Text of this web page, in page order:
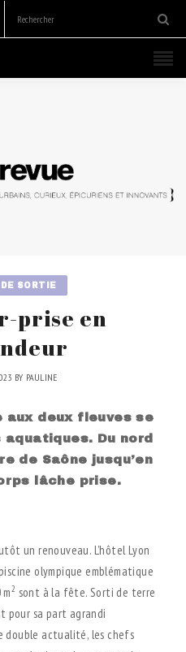
SORTIE
prise en
BY PAULINE
aux deux fleuves se
Du nord
de Saône jusqu’en
lâche prise.
un renouveau. L’hôtel Lyon
olympique emblématique
2 sont à la fête. Sorti de terre
pour sa part agrandi
double actualité, les chefs